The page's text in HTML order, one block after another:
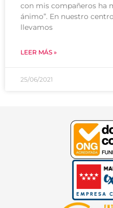
con mis compañeros ha
ánimo”. En nuestro
llevamos
LEER MÁS »
25/06/2021